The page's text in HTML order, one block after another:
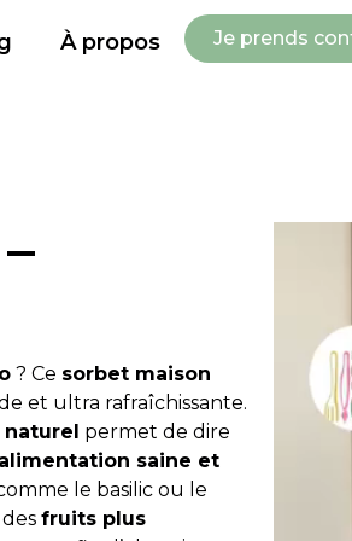
À propos Je prends
? Ce sorbet maison
et ultra rafraîchissante.
permet de dire
alimentation saine et
le basilic ou le
desfruits plus